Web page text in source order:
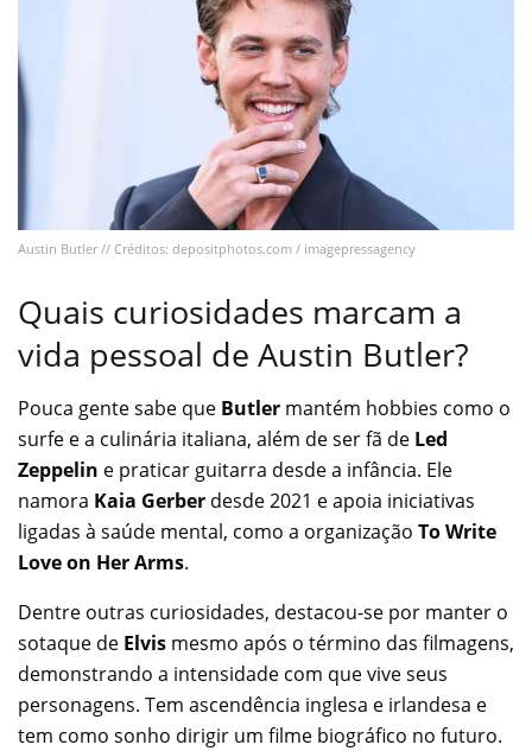
Austin Butler // Créditos: depositphotos.com / imagepressagency
Quais curiosidades marcam a
vida pessoal de Austin Butler?
Pouca gente sabe que Butler mantém hobbies como o
surfe e a culinária italiana, além de ser fã de Led
Zeppelin e praticar guitarra desde a infância. Ele
namora Kaia Gerber desde 2021 e apoia iniciativas
ligadas à saúde mental, como a organização To Write
Love on Her Arms.
Dentre outras curiosidades, destacou-se por manter o
sotaque de Elvis mesmo após o término das filmagens,
demonstrando a intensidade com que vive seus
personagens. Tem ascendência inglesa e irlandesa e
tem como sonho dirigir um filme biográfico no futuro.